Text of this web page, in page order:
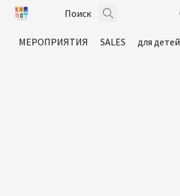
МЕРОПРИЯТИЯ SALES для детей